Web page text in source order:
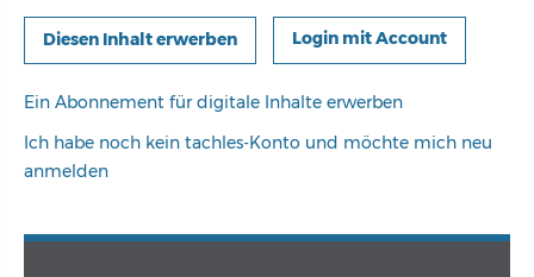
Login mit Account
Ein Abonnement für digitale Inhalte erwerben
Ich habe noch kein tachles-Konto und möchte mich neu
anmelden